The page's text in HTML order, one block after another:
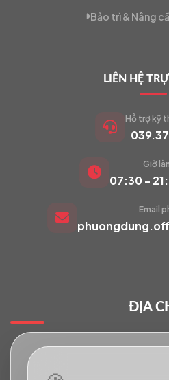
VIETCAM.VN
Đang trực tuyến
Bảo trì & Nâng
LIÊN HỆ
Hỗ trợ kỹ
Giờ
07:30 -
Email
ĐỊA